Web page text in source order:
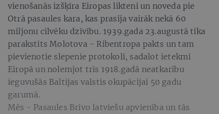
vienošanās izšķīra Eiropas likteni un noveda pie
Otrā pasaules kara, kas prasīja vairāk nekā 60
miljonu cilvēku dzīvību. 1939.gada 23.augustā tika
parakstīts Molotova - Ribentropa pakts un tam
pievienotie slepenie protokoli, sadalot ietekmi
Eiropā un nolemjot trīs 1918.gadā neatkarību
ieguvušās Baltijas valstis okupācijai 50 gadu
garumā.
Mēs - Pasaules Brīvo latviešu apvienība un tās